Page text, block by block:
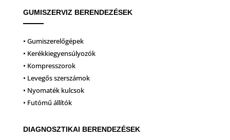
GUMISZERVIZ BERENDEZÉSEK
• Gumiszerelőgépek
• Kerékkiegyensúlyozók
• Kompresszorok
• Levegős szerszámok
• Nyomaték kulcsok
• Futómű állítók
DIAGNOSZTIKAI BERENDEZÉSEK